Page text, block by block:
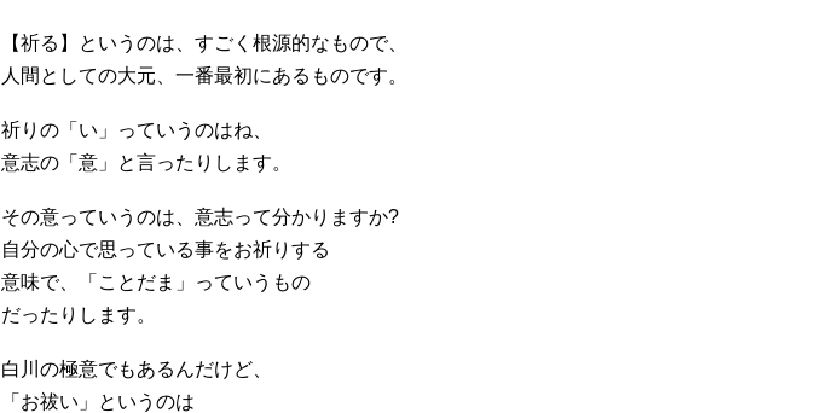
【祈る】というのは、すごく根源的なもので、
人間としての大元、一番最初にあるものです。
祈りの「い」っていうのはね、
意志の「意」と言ったりします。
その意っていうのは、意志って分かりますか?
自分の心で思っている事をお祈りする
意味で、「ことだま」っていうもの
だったりします。
白川の極意でもあるんだけど、
「お祓い」というのは